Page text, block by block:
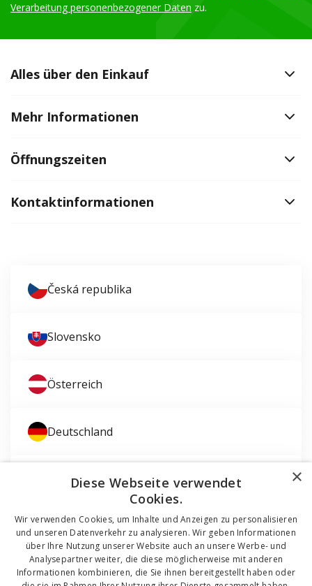
Verarbeitung personenbezogener Daten zu.
Alles über den Einkauf
Mehr Informationen
Öffnungszeiten
Kontaktinformationen
Česká republika
Slovensko
Österreich
Deutschland
Magyarország ×
Diese Webseite verwendet
Cookies.
Wir verwenden Cookies, um Inhalte und Anzeigen zu personalisieren
und unseren Datenverkehr zu analysieren. Wir geben Informationen
über Ihre Nutzung unserer Website auch an unsere Werbe- und
Analysepartner weiter, die diese möglicherweise mit anderen
Informationen kombinieren, die Sie ihnen bereitgestellt haben oder